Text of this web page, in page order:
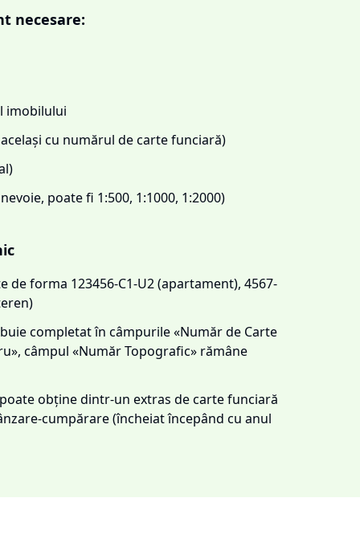
necesare:
imobilului
cu numărul de carte funciară)
poate fi 1:500, 1:1000, 1:2000)
forma 123456-C1-U2 (apartament), 4567-
completat în câmpurile «Număr de Carte
câmpul «Număr Topografic» rămâne
obține dintr-un extras de carte funciară
cumpărare (încheiat începând cu anul